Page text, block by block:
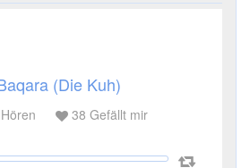
(Die Kuh)
Hören 38 Gefällt mir